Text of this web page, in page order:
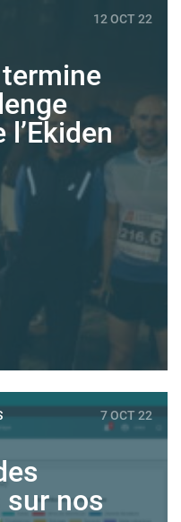
12 OCT 22
termine
7 OCT 22
nos